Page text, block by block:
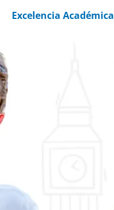
Excelencia Académica